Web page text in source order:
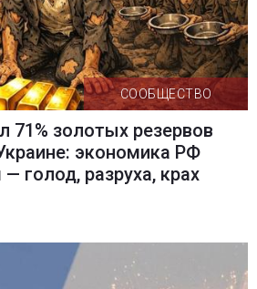
СООБЩЕСТВО
71% золотых резервов
экономика РФ
голод, разруха, крах